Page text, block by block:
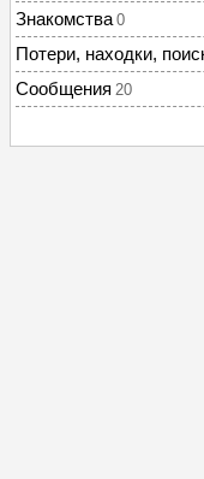
Знакомства 0
Потери, находки,
Сообщения 20